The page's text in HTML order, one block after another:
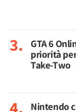
GTA 6
priorità
Take-Two
Nintendo